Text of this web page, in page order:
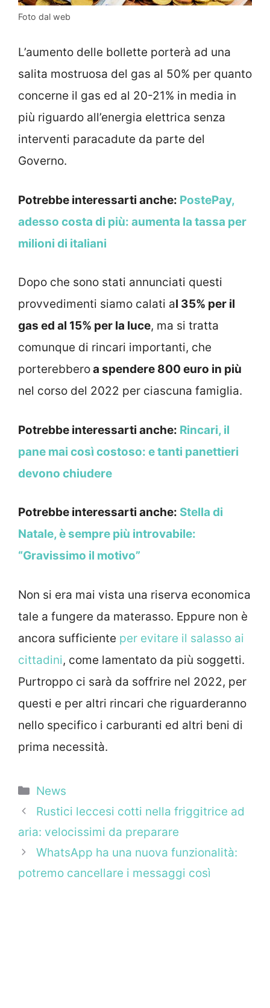
Foto dal web
L’aumento delle bollette porterà ad una
salita mostruosa del gas al 50% per quanto
concerne il gas ed al 20-21% in media in
più riguardo all’energia elettrica senza
interventi paracadute da parte del
Governo.
Potrebbe interessarti anche: PostePay,
adesso costa di più: aumenta la tassa per
milioni di italiani
Dopo che sono stati annunciati questi
provvedimenti siamo calati al 35% per il
gas ed al 15% per la luce, ma si tratta
comunque di rincari importanti, che
porterebberoa spendere 800 euro in più
nel corso del 2022 per ciascuna famiglia.
Potrebbe interessarti anche: Rincari, il
pane mai così costoso: e tanti panettieri
devono chiudere
Potrebbe interessarti anche: Stella di
Natale, è sempre più introvabile:
“Gravissimo il motivo”
Non si era mai vista una riserva economica
tale a fungere da materasso. Eppure non è
ancora sufficiente per evitare il salasso ai
cittadini, come lamentato da più soggetti.
Purtroppo ci sarà da soffrire nel 2022, per
questi e per altri rincari che riguarderanno
nello specifico i carburanti ed altri beni di
prima necessità.
Categorie
News
Rustici leccesi cotti nella friggitrice ad
aria: velocissimi da preparare
WhatsApp ha una nuova funzionalità:
potremo cancellare i messaggi così